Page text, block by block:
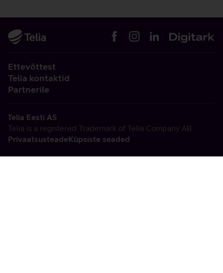
Ettevõttest
Telia kontaktid
Partnerile
Telia Eesti AS
Telia is a registered Trademark of Telia Company AB
PrivaatsusteadeKüpsiste seaded